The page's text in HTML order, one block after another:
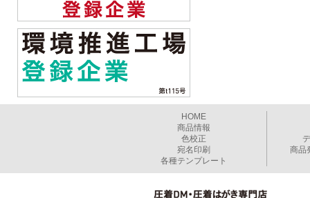
HOME
商品情報
色校正
宛名印刷
各種テンプレート
商品